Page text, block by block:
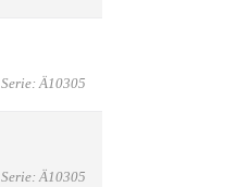
Serie: Ä10305
Serie: Ä10305